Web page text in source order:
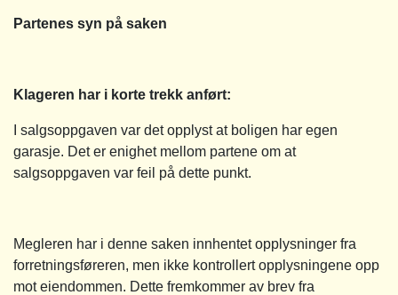
Partenes syn på saken
Klageren har i korte trekk anført:
I salgsoppgaven var det opplyst at boligen har egen
garasje. Det er enighet mellom partene om at
salgsoppgaven var feil på dette punkt.
Megleren har i denne saken innhentet opplysninger fra
forretningsføreren, men ikke kontrollert opplysningene opp
mot eiendommen. Dette fremkommer av brev fra